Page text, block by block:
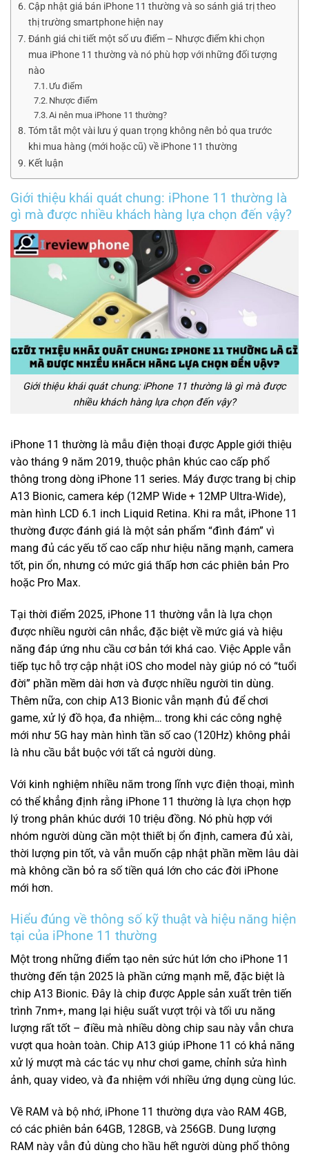
Cập nhật giá bán iPhone 11 thường và so sánh giá trị theo
thị trường smartphone hiện nay
Đánh giá chi tiết một số ưu điểm – Nhược điểm khi chọn
mua iPhone 11 thường và nó phù hợp với những đối tượng
nào
Ưu điểm
Nhược điểm
Ai nên mua iPhone 11 thường?
Tóm tắt một vài lưu ý quan trọng không nên bỏ qua trước
khi mua hàng (mới hoặc cũ) về iPhone 11 thường
Kết luận
Giới thiệu khái quát chung: iPhone 11 thường là
gì mà được nhiều khách hàng lựa chọn đến vậy?
Giới thiệu khái quát chung: iPhone 11 thường là gì mà được
nhiều khách hàng lựa chọn đến vậy?
iPhone 11 thường là mẫu điện thoại được Apple giới thiệu
vào tháng 9 năm 2019, thuộc phân khúc cao cấp phổ
thông trong dòng iPhone 11 series. Máy được trang bị chip
A13 Bionic, camera kép (12MP Wide + 12MP Ultra-Wide),
màn hình LCD 6.1 inch Liquid Retina. Khi ra mắt, iPhone 11
thường được đánh giá là một sản phẩm “đình đám” vì
mang đủ các yếu tố cao cấp như hiệu năng mạnh, camera
tốt, pin ổn, nhưng có mức giá thấp hơn các phiên bản Pro
hoặc Pro Max.
Tại thời điểm 2025, iPhone 11 thường vẫn là lựa chọn
được nhiều người cân nhắc, đặc biệt về mức giá và hiệu
năng đáp ứng nhu cầu cơ bản tới khá cao. Việc Apple vẫn
tiếp tục hỗ trợ cập nhật iOS cho model này giúp nó có “tuổi
đời” phần mềm dài hơn và được nhiều người tin dùng.
Thêm nữa, con chip A13 Bionic vẫn mạnh đủ để chơi
game, xử lý đồ họa, đa nhiệm… trong khi các công nghệ
mới như 5G hay màn hình tần số cao (120Hz) không phải
là nhu cầu bắt buộc với tất cả người dùng.
Với kinh nghiệm nhiều năm trong lĩnh vực điện thoại, mình
có thể khẳng định rằng iPhone 11 thường là lựa chọn hợp
lý trong phân khúc dưới 10 triệu đồng. Nó phù hợp với
nhóm người dùng cần một thiết bị ổn định, camera đủ xài,
thời lượng pin tốt, và vẫn muốn cập nhật phần mềm lâu dài
mà không cần bỏ ra số tiền quá lớn cho các đời iPhone
mới hơn.
Hiểu đúng về thông số kỹ thuật và hiệu năng hiện
tại của iPhone 11 thường
Một trong những điểm tạo nên sức hút lớn cho iPhone 11
thường đến tận 2025 là phần cứng mạnh mẽ, đặc biệt là
chip A13 Bionic. Đây là chip được Apple sản xuất trên tiến
trình 7nm+, mang lại hiệu suất vượt trội và tối ưu năng
lượng rất tốt – điều mà nhiều dòng chip sau này vẫn chưa
vượt qua hoàn toàn. Chip A13 giúp iPhone 11 có khả năng
xử lý mượt mà các tác vụ như chơi game, chỉnh sửa hình
ảnh, quay video, và đa nhiệm với nhiều ứng dụng cùng lúc.
Về RAM và bộ nhớ, iPhone 11 thường dựa vào RAM 4GB,
có các phiên bản 64GB, 128GB, và 256GB. Dung lượng
RAM này vẫn đủ dùng cho hầu hết người dùng phổ thông